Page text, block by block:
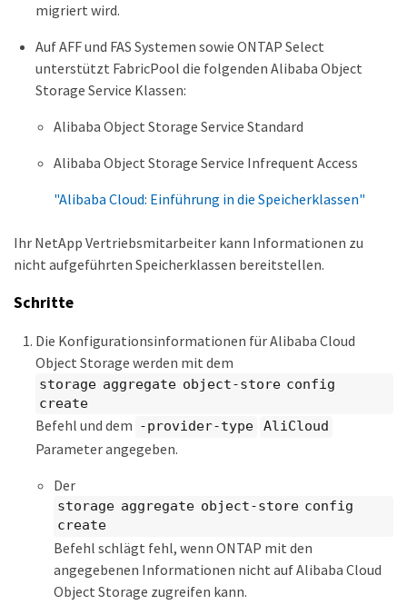
migriert wird.
Auf AFF und FAS Systemen sowie ONTAP Select
unterstützt FabricPool die folgenden Alibaba Object
Storage Service Klassen:
Alibaba Object Storage Service Standard
Alibaba Object Storage Service Infrequent Access
"Alibaba Cloud: Einführung in die Speicherklassen"
Ihr NetApp Vertriebsmitarbeiter kann Informationen zu
nicht aufgeführten Speicherklassen bereitstellen.
Schritte
Die Konfigurationsinformationen für Alibaba Cloud
Object Storage werden mit dem
storage aggregate object-store config
create
Befehl und dem -provider-type AliCloud
Parameter angegeben.
Der
storage aggregate object-store config
create
Befehl schlägt fehl, wenn ONTAP mit den
angegebenen Informationen nicht auf Alibaba Cloud
Object Storage zugreifen kann.